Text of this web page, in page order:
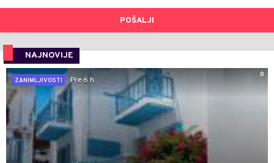
POŠALJI
NAJNOVIJE
0
ZANIMLJIVOSTI
Pre 6 h